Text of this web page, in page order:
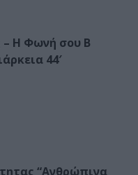
– Η Φωνή σου Β
44′
“Ανθρώπινα